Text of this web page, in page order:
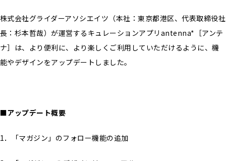
株式会社グライダーアソシエイツ（本社：東京都港区、代表取締役社
長：杉本哲哉）が運営するキュレーションアプリantenna*［アンテ
ナ］は、より便利に、より楽しくご利用していただけるように、機
能やデザインをアップデートしました。
■アップデート概要
1．「マガジン」のフォロー機能の追加